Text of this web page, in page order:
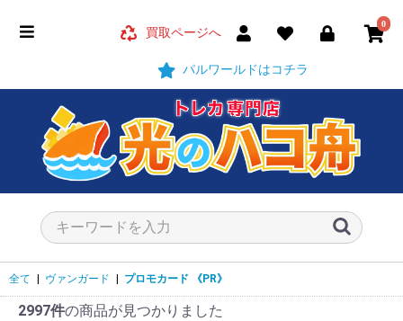
買取ページへ
パルワールドはコチラ
0
全て ヴァンガード プロモカード 《PR》
2997件の商品が見つかりました